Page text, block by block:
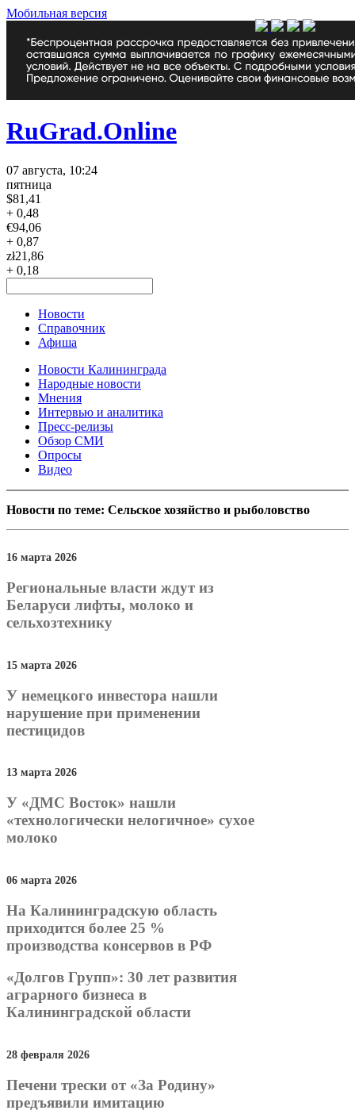
Мобильная версия
RuGrad.Online
07 августа, 10:24
пятница
$81,41
+ 0,48
€94,06
+ 0,87
zł21,86
+ 0,18
Новости
Справочник
Афиша
Новости Калининграда
Народные новости
Мнения
Интервью и аналитика
Пресс-релизы
Обзор СМИ
Опросы
Видео
Новости по теме: Сельское хозяйство и рыболовство
16 марта 2026
Региональные власти ждут из
Беларуси лифты, молоко и
сельхозтехнику
15 марта 2026
У немецкого инвестора нашли
нарушение при применении
пестицидов
13 марта 2026
У «ДМС Восток» нашли
«технологически нелогичное» сухое
молоко
06 марта 2026
На Калининградскую область
приходится более 25 %
производства консервов в РФ
«Долгов Групп»: 30 лет развития
аграрного бизнеса в
Калининградской области
28 февраля 2026
Печени трески от «За Родину»
предъявили имитацию